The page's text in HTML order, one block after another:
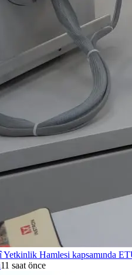
Hamlesi kapsamında
11 saat önce